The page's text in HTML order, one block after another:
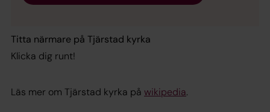
Titta närmare på Tjärstad kyrka
Klicka dig runt!
Läs mer om Tjärstad kyrka på wikipedia.